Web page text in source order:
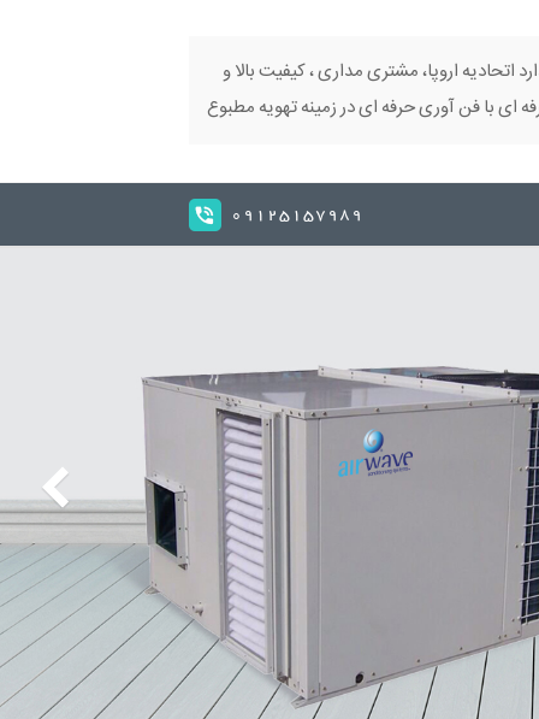
اتحادیه اروپا، مشتری مداری ، کیفیت بالا و
ای با فن آوری حرفه ای در زمینه تهویه مطبوع
09125157989